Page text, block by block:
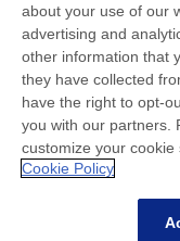
最新消息
常見問答集
about your use of our
advertising and
other information that
they have collected
have the right to opt-
you with our partners.
customize your cookie
Cookie Policy